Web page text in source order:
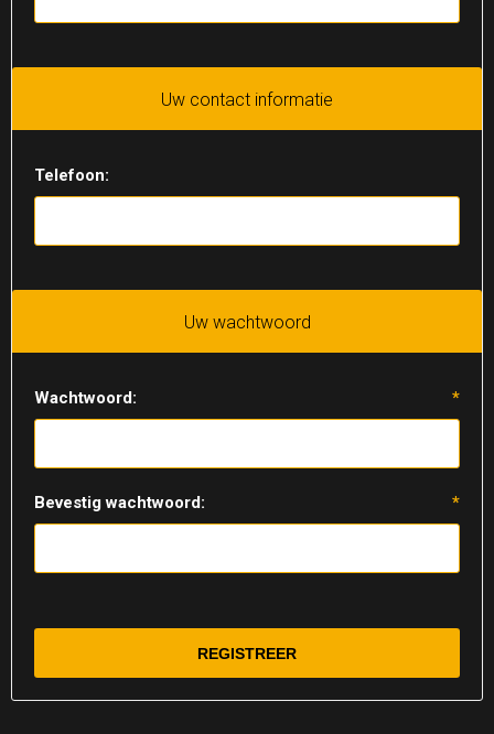
Uw contact informatie
Telefoon:
Uw wachtwoord
Wachtwoord: *
Bevestig wachtwoord: *